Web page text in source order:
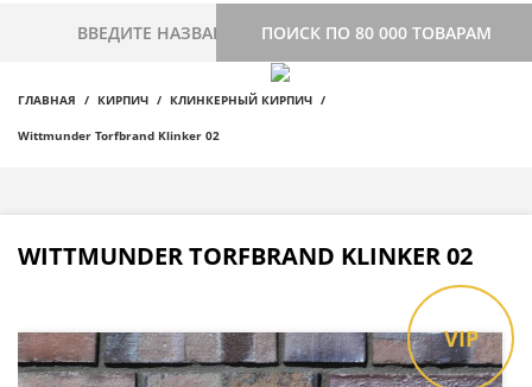
ПОИСК ПО 80 000 ТОВАРАМ
ГЛАВНАЯ КИРПИЧ КЛИНКЕРНЫЙ КИРПИЧ
Wittmunder Torfbrand Klinker 02
WITTMUNDER TORFBRAND KLINKER 02
VIP